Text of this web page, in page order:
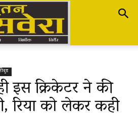
इस क्रिकेटर ने की
रिया को लेकर कही